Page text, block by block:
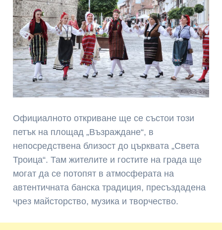
Официалното откриване ще се състои този
петък на площад „Възраждане“, в
непосредствена близост до църквата „Света
Троица“. Там жителите и гостите на града ще
могат да се потопят в атмосферата на
автентичната банска традиция, пресъздадена
чрез майсторство, музика и творчество.